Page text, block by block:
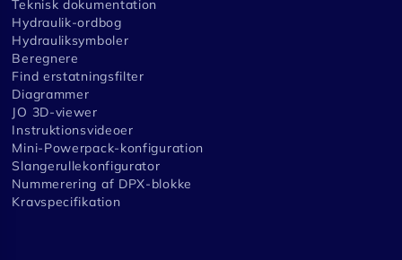
Teknisk dokumentation
Hydraulik-ordbog
Hydrauliksymboler
Beregnere
Find erstatningsfilter
Diagrammer
JO 3D-viewer
Instruktionsvideoer
Mini-Powerpack-konfiguration
Slangerullekonfigurator
Nummerering af DPX-blokke
Kravspecifikation